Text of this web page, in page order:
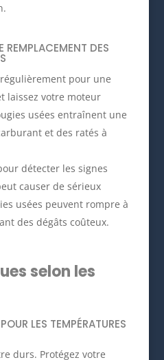
REMPLACEMENT DES
pour une
laissez votre moteur
usées entraînent une
et des ratés à
détecter les signes
causer de sérieux
usées peuvent rompre à
des dégâts coûteux.
selon les
LES TEMPÉRATURES
durs. Protégez votre